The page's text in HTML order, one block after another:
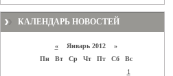
КАЛЕНДАРЬ НОВОСТЕЙ
«Январь 2012 »
Пн
Вт Ср Чт Пт Сб
Вс
1